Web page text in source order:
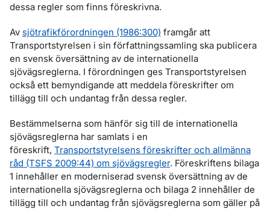
dessa regler som finns föreskrivna.
Av sjötrafikförordningen (1986:300) framgår att
Transportstyrelsen i sin författningssamling ska publicera
en svensk översättning av de internationella
sjövägsreglerna. I förordningen ges Transportstyrelsen
också ett bemyndigande att meddela föreskrifter om
tillägg till och undantag från dessa regler.
Bestämmelserna som hänför sig till de internationella
sjövägsreglerna har samlats i en
föreskrift, Transportstyrelsens föreskrifter och allmänna
råd (TSFS 2009:44) om sjövägsregler. Föreskriftens bilaga
1 innehåller en moderniserad svensk översättning av de
internationella sjövägsreglerna och bilaga 2 innehåller de
tillägg till och undantag från sjövägsreglerna som gäller på